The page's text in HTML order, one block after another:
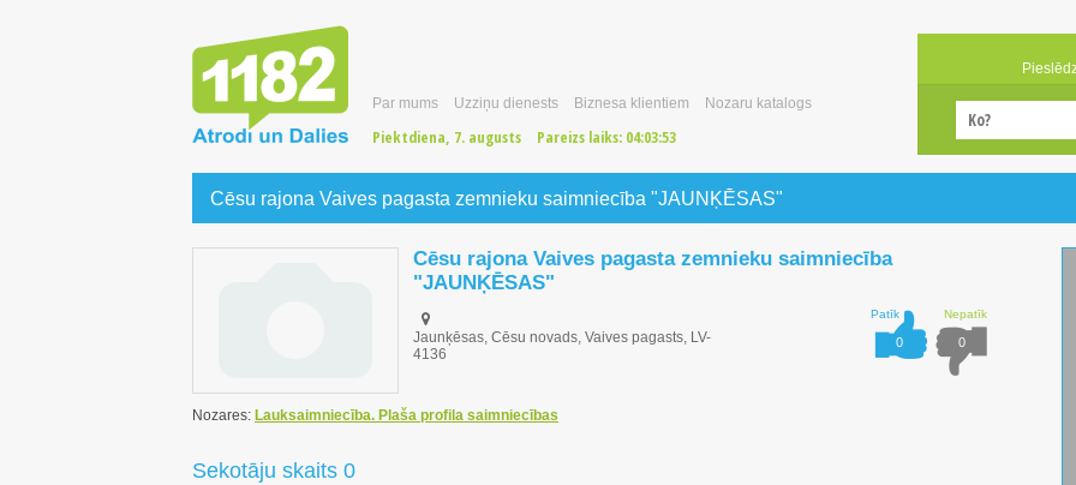
Par mums Uzziņu dienests Biznesa klientiem Nozaru katalogs
Piektdiena, 7. augusts Pareizs laiks: 04:03:53
Cēsu rajona Vaives pagasta zemnieku saimniecība "JAUNĶĒSAS"
Cēsu rajona Vaives pagasta zemnieku saimniecība
"JAUNĶĒSAS"
Jaunķēsas, Cēsu novads, Vaives pagasts, LV-
4136
Patīk
0
Nepatīk
0
Nozares: Lauksaimniecība. Plaša profila saimniecības
Sekotāju skaits 0